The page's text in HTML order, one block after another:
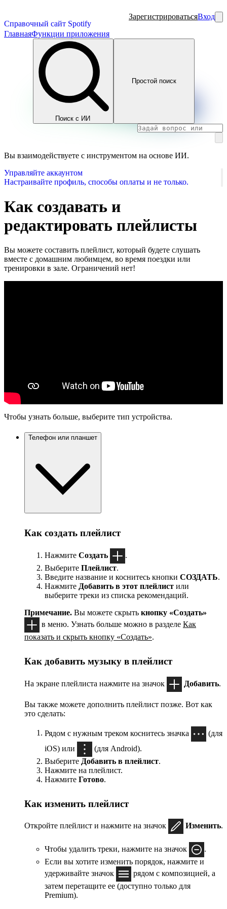
Справочный сайт Spotify
ЗарегистрироватьсяВход
ГлавнаяФункции приложения
Поиск с ИИ
Простой поиск
Вы взаимодействуете с инструментом на основе ИИ.
Управляйте аккаунтом
Настраивайте профиль, способы оплаты и не только.
Как создавать и
редактировать плейлисты
Вы можете составить плейлист, который будете слушать
вместе с домашним любимцем, во время поездки или
тренировки в зале. Ограничений нет!
Чтобы узнать больше, выберите тип устройства.
Телефон или планшет
Как создать плейлист
Нажмите Создать
.
Выберите Плейлист.
Введите название и коснитесь кнопки СОЗДАТЬ.
Нажмите Добавить в этот плейлист или
выберите треки из списка рекомендаций.
Примечание. Вы можете скрыть кнопку «Создать»
в меню. Узнать больше можно в разделе Как
показать и скрыть кнопку «Создать».
Как добавить музыку в плейлист
На экране плейлиста нажмите на значок Добавить
Вы также можете дополнить плейлист позже. Вот как
это сделать:
Рядом с нужным треком коснитесь значка
(для
iOS) или
(для Android).
Выберите Добавить в плейлист.
Нажмите на плейлист.
Нажмите Готово.
Как изменить плейлист
Откройте плейлист и нажмите на значок Изменить.
Чтобы удалить треки, нажмите на значок
.
Если вы хотите изменить порядок, нажмите и
удерживайте значок
рядом с композицией, а
затем перетащите ее (доступно только для
Premium).